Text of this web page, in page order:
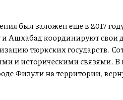
был заложен еще в 2017
и Ашхабад координируют
тюркских государств.
и историческими связями. В
Физули на территории,